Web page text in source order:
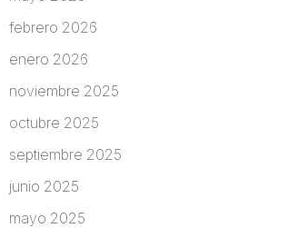
febrero 2026
enero 2026
noviembre 2025
octubre 2025
septiembre 2025
junio 2025
mayo 2025